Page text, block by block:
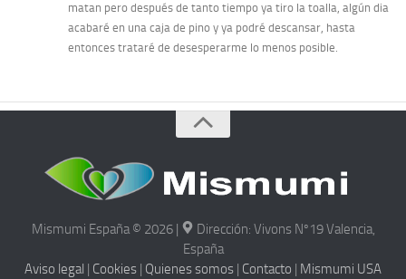
matan pero después de tanto tiempo ya tiro la toalla, algún dia
acabaré en una caja de pino y ya podré descansar, hasta
entonces trataré de desesperarme lo menos posible.
Mismumi España © 2026 |
Dirección: Vivons Nº19 Valencia,
España
Aviso legal
Cookies Quienes somos Contacto Mismumi USA